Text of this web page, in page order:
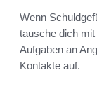
Wenn
tausche dich
Aufgaben an
Kontakte auf.